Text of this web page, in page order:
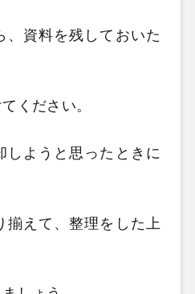
、資料を残しておいた
ください。
しようと思ったときに
揃えて、整理をした上